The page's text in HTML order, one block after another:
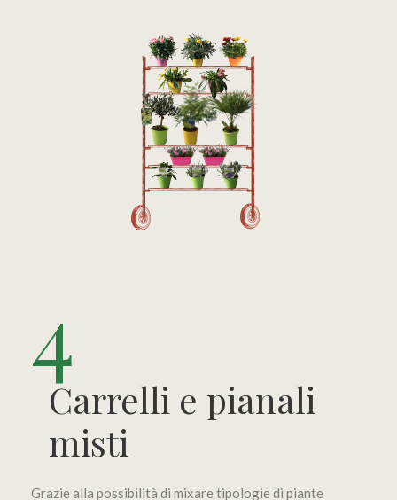
4
Carrelli e pianali
misti
Grazie alla possibilità di mixare tipologie di piante